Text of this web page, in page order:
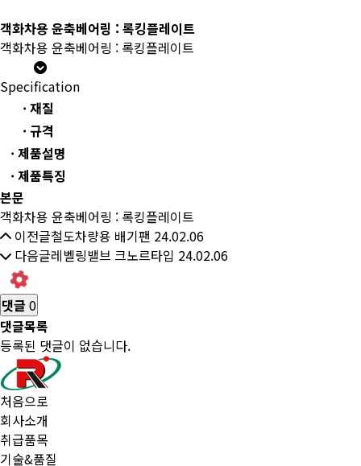
객화차용 윤축베어링 : 록킹플레이트
객화차용 윤축베어링 : 록킹플레이트
Specification
· 재질
· 규격
· 제품설명
· 제품특징
본문
객화차용 윤축베어링 : 록킹플레이트
이전글철도차량용 배기팬 24.02.06
다음글레벨링밸브 크노르타입 24.02.06
댓글 0
댓글목록
등록된 댓글이 없습니다.
처음으로
회사소개
취급품목
기술&품질